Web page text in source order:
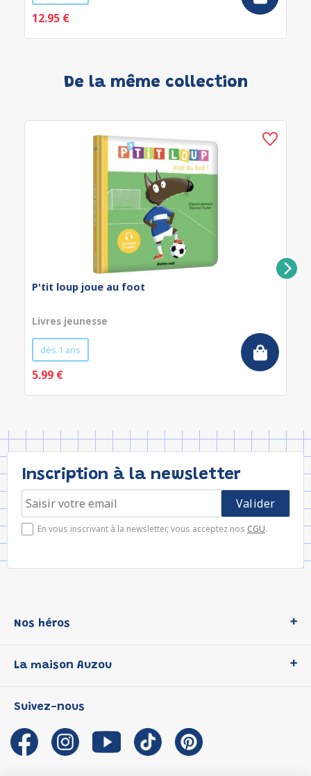
12.95 €
De la même collection
P'tit loup joue au foot
Livres jeunesse
dès 1 ans
5.99 €
Inscription à la newsletter
En vous inscrivant à la newsletter, vous acceptez nos CGU.
Nos héros
P'tit Loup
Les Influenceuses
Migali
Petite Taupe
La maison Auzou
Notre histoire
Auzou s'engage
Auteurs et illustrateurs Auzou
Suivez-nous